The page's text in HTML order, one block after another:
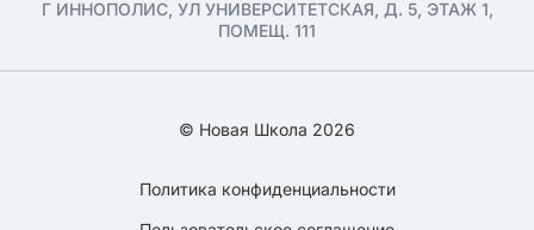
Г ИННОПОЛИС, УЛ УНИВЕРСИТЕТСКАЯ, Д. 5, ЭТАЖ 1,
ПОМЕЩ. 111
© Новая Школа 2026
Политика конфиденциальности